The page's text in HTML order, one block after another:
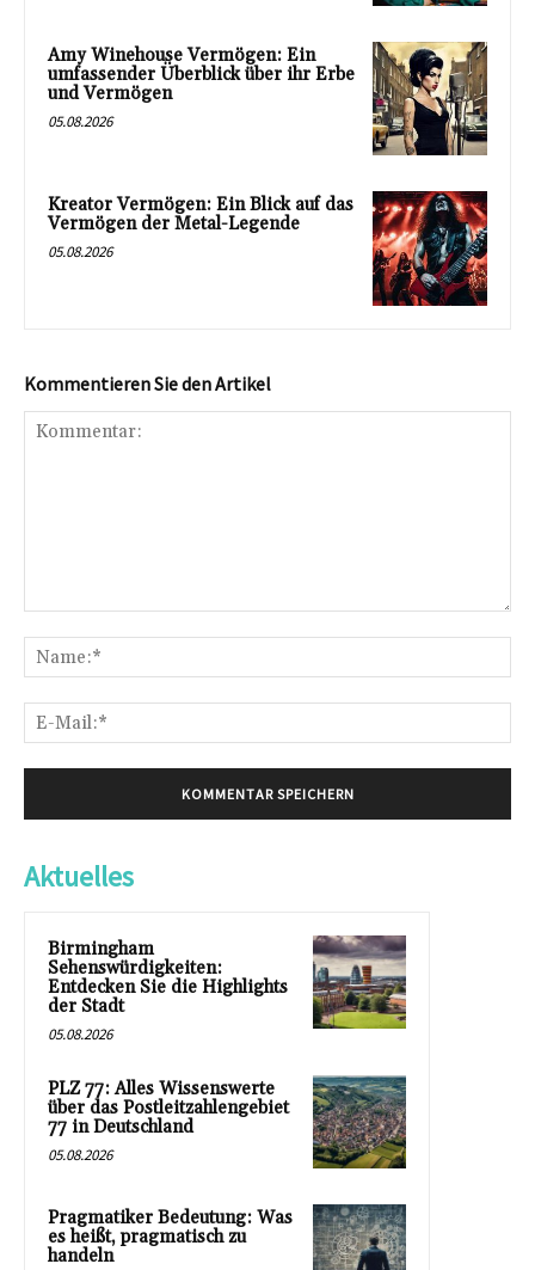
Amy Winehouse Vermögen: Ein
umfassender Überblick über ihr Erbe
und Vermögen
05.08.2026
Kreator Vermögen: Ein Blick auf das
Vermögen der Metal-Legende
05.08.2026
Kommentieren Sie den Artikel
Aktuelles
Birmingham
Sehenswürdigkeiten:
Entdecken Sie die Highlights
der Stadt
05.08.2026
PLZ 77: Alles Wissenswerte
über das Postleitzahlengebiet
77 in Deutschland
05.08.2026
Pragmatiker Bedeutung: Was
es heißt, pragmatisch zu
handeln